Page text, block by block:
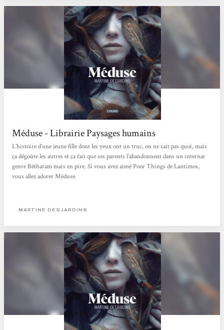
Méduse - Librairie Paysages humains
L’histoire d’une jeune fille dont les yeux ont un truc, on ne sait pas quoi, mais
ça dégoûte les autres et ça fait que ses parents l’abandonnent dans un internat
genre Bétharam mais en pire. Si vous avez aimé Poor Things de Lantimos,
vous allez adorer Méduse.
MARTINE DESJARDINS